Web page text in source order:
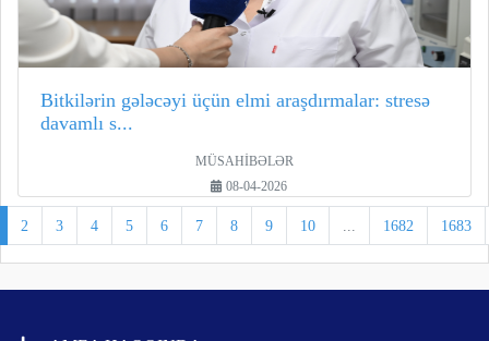
Bitkilərin gələcəyi üçün elmi araşdırmalar: stresə
davamlı s...
MÜSAHİBƏLƏR
08-04-2026
2 3 4 5 6 7 8 9 10 ... 1682 1683